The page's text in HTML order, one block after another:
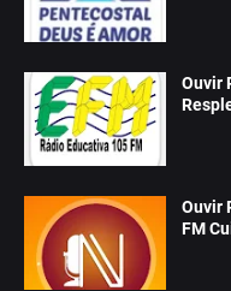
Ouvir
Ouvir
FM